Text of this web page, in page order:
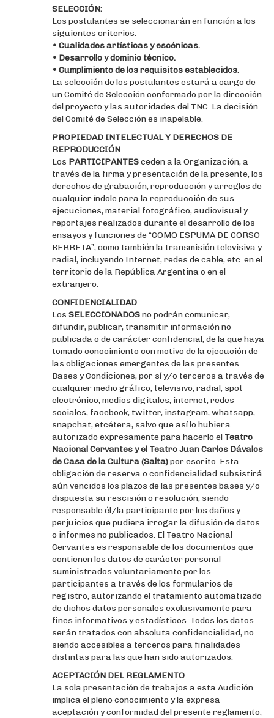
SELECCIÓN:
Los postulantes se seleccionarán en función a los
siguientes criterios:
• Cualidades artísticas y escénicas.
• Desarrollo y dominio técnico.
• Cumplimiento de los requisitos establecidos.
La selección de los postulantes estará a cargo de
un Comité de Selección conformado por la dirección
del proyecto y las autoridades del TNC. La decisión
del Comité de Selección es inapelable.
PROPIEDAD INTELECTUAL Y DERECHOS DE
REPRODUCCIÓN
Los PARTICIPANTESceden a la Organización, a
través de la firma y presentación de la presente, los
derechos de grabación, reproducción y arreglos de
cualquier índole para la reproducción de sus
ejecuciones, material fotográfico, audiovisual y
reportajes realizados durante el desarrollo de los
ensayos y funciones de “COMO ESPUMA DE CORSO
BERRETA”, como también la transmisión televisiva y
radial, incluyendo Internet, redes de cable, etc. en el
territorio de la República Argentina o en el
extranjero.
CONFIDENCIALIDAD
Los SELECCIONADOSno podrán comunicar,
difundir, publicar, transmitir información no
publicada o de carácter confidencial, de la que haya
tomado conocimiento con motivo de la ejecución de
las obligaciones emergentes de las presentes
Bases y Condiciones, por sí y/o terceros a través de
cualquier medio gráfico, televisivo, radial, spot
electrónico, medios digitales, internet, redes
sociales, facebook, twitter, instagram, whatsapp,
snapchat, etcétera, salvo que así lo hubiera
autorizado expresamente para hacerlo el Teatro
Nacional Cervantes y el Teatro Juan Carlos Dávalos
de Casa de la Cultura (Salta)por escrito. Esta
obligación de reserva o confidencialidad subsistirá
aún vencidos los plazos de las presentes bases y/o
dispuesta su rescisión o resolución, siendo
responsable él/la participante por los daños y
perjuicios que pudiera irrogar la difusión de datos
o informes no publicados. El Teatro Nacional
Cervantes es responsable de los documentos que
contienen los datos de carácter personal
suministrados voluntariamente por los
participantes a través de los formularios de
registro, autorizando el tratamiento automatizado
de dichos datos personales exclusivamente para
fines informativos y estadísticos. Todos los datos
serán tratados con absoluta confidencialidad, no
siendo accesibles a terceros para finalidades
distintas para las que han sido autorizados.
ACEPTACIÓN DEL REGLAMENTO
La sola presentación de trabajos a esta Audición
implica el pleno conocimiento y la expresa
aceptación y conformidad del presente reglamento,